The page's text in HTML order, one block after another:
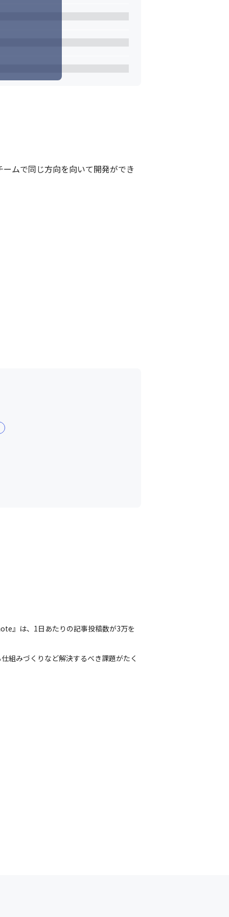
ムで同じ方向を向いて開発ができ
』は、1日あたりの記事投稿数が3万を
組みづくりなど解決するべき課題がたく